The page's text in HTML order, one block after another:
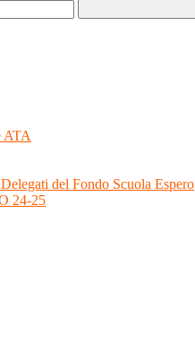
ATA
del Fondo Scuola Espero
24-25